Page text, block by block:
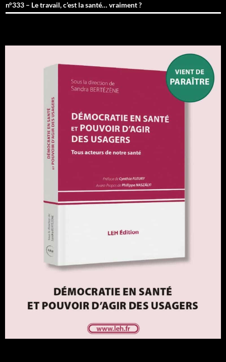
n°333 – Le travail, c’est la santé… vraiment ?